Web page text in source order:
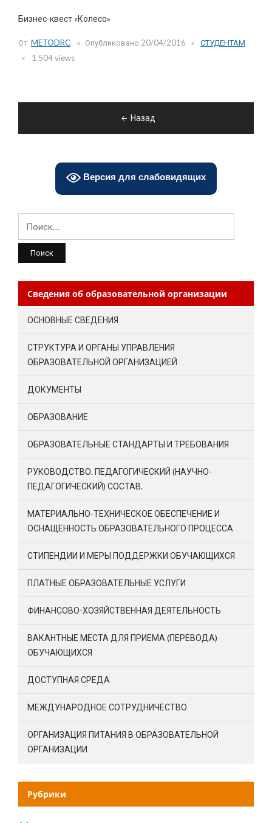
Бизнес-квест «Колесо»
От METODRC Опубликовано 20/04/2016
СТУДЕНТАМ
1 504 views
Назад
Версия для слабовидящих
Сведения об образовательной организации
ОСНОВНЫЕ СВЕДЕНИЯ
СТРУКТУРА И ОРГАНЫ УПРАВЛЕНИЯ
ОБРАЗОВАТЕЛЬНОЙ ОРГАНИЗАЦИЕЙ
ДОКУМЕНТЫ
ОБРАЗОВАНИЕ
ОБРАЗОВАТЕЛЬНЫЕ СТАНДАРТЫ И ТРЕБОВАНИЯ
РУКОВОДСТВО. ПЕДАГОГИЧЕСКИЙ (НАУЧНО-
ПЕДАГОГИЧЕСКИЙ) СОСТАВ.
МАТЕРИАЛЬНО-ТЕХНИЧЕСКОЕ ОБЕСПЕЧЕНИЕ И
ОСНАЩЕННОСТЬ ОБРАЗОВАТЕЛЬНОГО ПРОЦЕССА
СТИПЕНДИИ И МЕРЫ ПОДДЕРЖКИ ОБУЧАЮЩИХСЯ
ПЛАТНЫЕ ОБРАЗОВАТЕЛЬНЫЕ УСЛУГИ
ФИНАНСОВО-ХОЗЯЙСТВЕННАЯ ДЕЯТЕЛЬНОСТЬ
ВАКАНТНЫЕ МЕСТА ДЛЯ ПРИЕМА (ПЕРЕВОДА)
ОБУЧАЮЩИХСЯ
ДОСТУПНАЯ СРЕДА
МЕЖДУНАРОДНОЕ СОТРУДНИЧЕСТВО
ОРГАНИЗАЦИЯ ПИТАНИЯ В ОБРАЗОВАТЕЛЬНОЙ
ОРГАНИЗАЦИИ
Рубрики